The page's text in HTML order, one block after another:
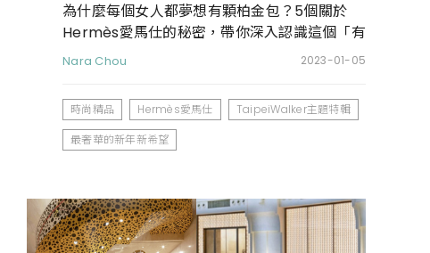
為什麼每個女人都夢想有顆柏金包？5個關於
Hermès愛馬仕的秘密，帶你深入認識這個「有
錢也買不到」的高奢精品包品牌
Nara Chou 2023-01-05
時尚精品 Hermès愛馬仕
TaipeiWalker主題特輯
最奢華的新年新希望